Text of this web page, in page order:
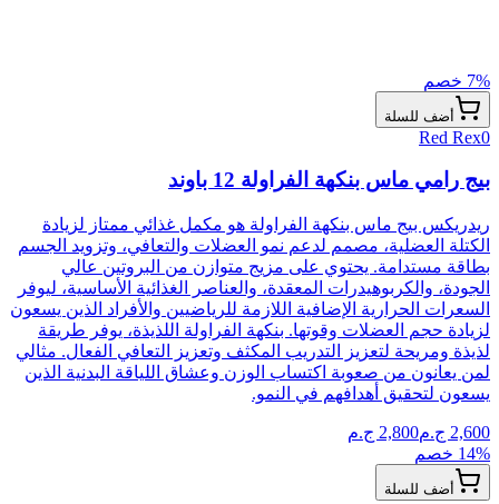
7% خصم
أضف للسلة
Red Rex0
بيج رامي ماس بنكهة الفراولة 12 باوند
ريدريكس بيج ماس بنكهة الفراولة هو مكمل غذائي ممتاز لزيادة
الكتلة العضلية، مصمم لدعم نمو العضلات والتعافي، وتزويد الجسم
بطاقة مستدامة. يحتوي على مزيج متوازن من البروتين عالي
الجودة، والكربوهيدرات المعقدة، والعناصر الغذائية الأساسية، ليوفر
السعرات الحرارية الإضافية اللازمة للرياضيين والأفراد الذين يسعون
لزيادة حجم العضلات وقوتها. بنكهة الفراولة اللذيذة، يوفر طريقة
لذيذة ومريحة لتعزيز التدريب المكثف وتعزيز التعافي الفعال. مثالي
لمن يعانون من صعوبة اكتساب الوزن وعشاق اللياقة البدنية الذين
يسعون لتحقيق أهدافهم في النمو.
2,600 ج.م2,800 ج.م
14% خصم
أضف للسلة